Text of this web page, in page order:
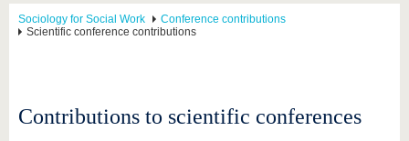
Structure
structural
research
Research
Young
program
Before
After
Profile
From
abroad
professionals
Founding
Our
Sport &
Sociology for Social Work
Conference contributions
Scientific conference contributions
Contributions to scientific conferences